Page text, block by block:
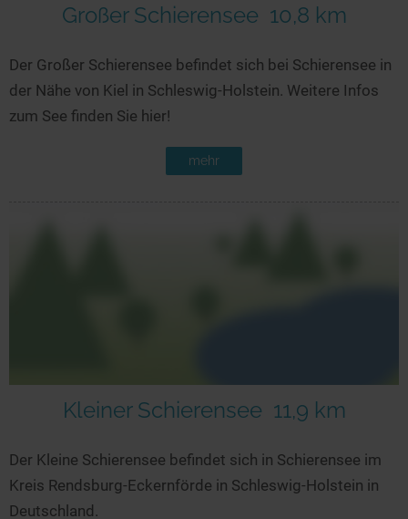
Großer Schierensee 10,8 km
Der Großer Schierensee befindet sich bei Schierensee in
der Nähe von Kiel in Schleswig-Holstein. Weitere Infos
zum See finden Sie hier!
mehr
Kleiner Schierensee 11,9 km
Der Kleine Schierensee befindet sich in Schierensee im
Kreis Rendsburg-Eckernförde in Schleswig-Holstein in
Deutschland.